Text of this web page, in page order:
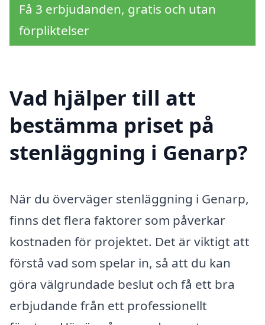
Få 3 erbjudanden, gratis och utan
förpliktelser
Vad hjälper till att
bestämma priset på
stenläggning i Genarp?
När du överväger stenläggning i Genarp,
finns det flera faktorer som påverkar
kostnaden för projektet. Det är viktigt att
förstå vad som spelar in, så att du kan
göra välgrundade beslut och få ett bra
erbjudande från ett professionellt